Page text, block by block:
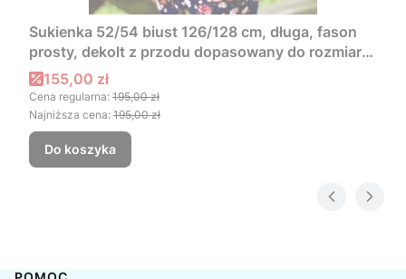
Sukienka 52/54 biust 126/128 cm, długa, fason
prosty, dekolt z przodu dopasowany do rozmiaru,
DROBNA DZIKA RÓŻA
Cena promocyjna
155,00 zł
Cena regularna: 195,00 zł
Najniższa cena: 195,00 zł
Do koszyka